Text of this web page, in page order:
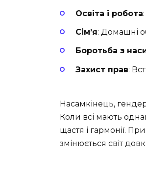
Освіта і робота
Сім’я: Домашні
Боротьба з
Захист прав:
Насамкінець,
Коли всі мають
щастя і гармонії.
змінюється світ